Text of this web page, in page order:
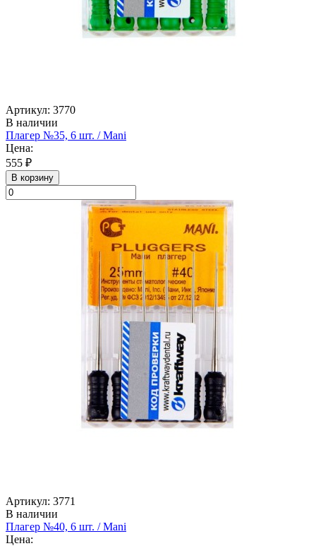
Артикул: 3770
В наличии
Плагер №35, 6 шт. / Mani
Цена:
555 ₽
В корзину
Артикул: 3771
В наличии
Плагер №40, 6 шт. / Mani
Цена: